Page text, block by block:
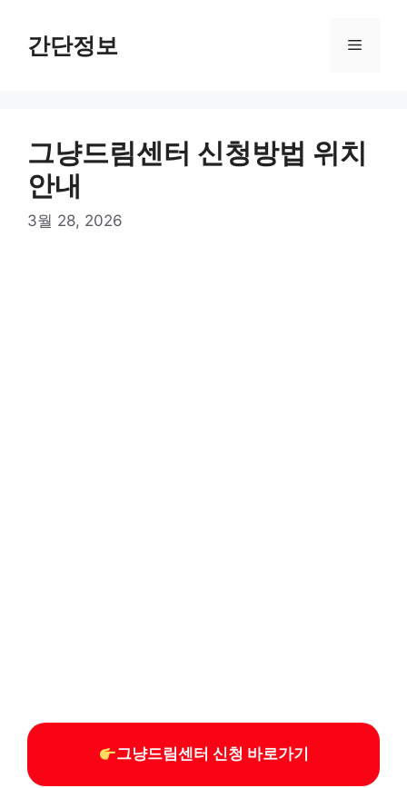
간단정보 메
그냥드림센터 신청방법 위치
안내
3월 28, 2026
그냥드림센터 신청 바로가기